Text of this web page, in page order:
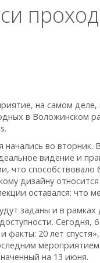
на самом
в Воложинском
во вторник.
видение и
что
дизайну
оставался: что
заданы и в
Сегодня,
20 лет
мероприятием
на 13 июня.